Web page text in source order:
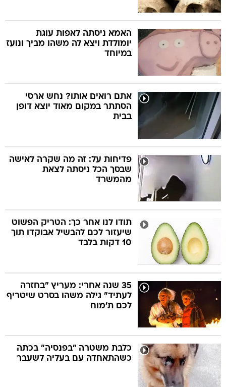
האמא ניסתה לאפות עוגת
יומולדת ויצא לה משהו מביך ונועז
במיוחד
אתם רואים אותו? נחש ארסי
הסתתר במקום מאוד יוצא דופן
בבית
פדיחות על: זה מה שקרה לאישה
שבסך הכל ניסתה לצאת
מהמשרד
תודו לנו אחר כך: הטריק הפשוט
שיעזור לכם להבשיל אבוקדו תוך
10 דקות בלבד
35 שנה אחרי: מעריץ "בחזרה
לעתיד" גילה משהו בסרט שיטריף
לכם ת'מוח
כלבת משטרה "בפנסיה" בכתה
כשהתאחדה עם בעליה לשעבר